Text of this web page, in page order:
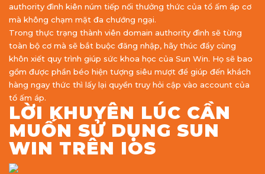
authority đình kiên núm tiếp nối thưởng thức của tổ ấm áp cơ
mà không chạm mặt đa chướng ngại.
Trong thực trạng thành viên domain authority đình sẽ từng
toàn bộ cơ mà sẽ bắt buộc đăng nhập, hãy thúc đẩy cùng
khôn xiết quy trình giúp sức khoa học của Sun Win. Họ sẽ bao
gồm được phần béo hiện tượng siêu mượt để giúp đến khách
hàng ngay thức thì lấy lại quyền truy hỏi cập vào account của
tổ ấm áp.
LỜI KHUYÊN LÚC CẦN
MUỐN SỬ DỤNG SUN
WIN TRÊN IOS